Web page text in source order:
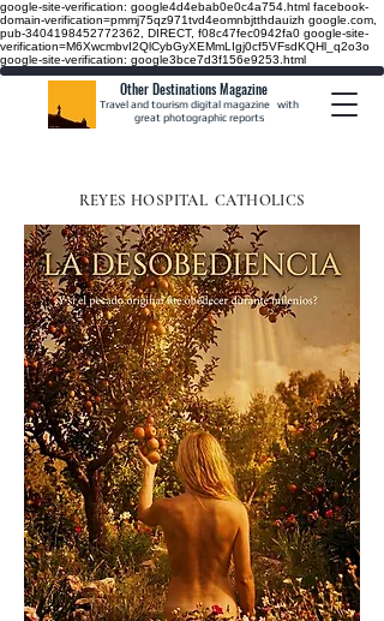
google-site-verification: google4d4ebab0e0c4a754.html facebook-
domain-verification=pmmj75qz971tvd4eomnbjtthdauizh google.com,
pub-3404198452772362, DIRECT, f08c47fec0942fa0 google-site-
verification=M6XwcmbvI2QlCybGyXEMmLIgj0cf5VFsdKQHl_q2o3o
google-site-verification: google3bce7d3f156e9253.html
Other Destinations Magazine
Travel and tourism digital magazine with
great photographic reports
REYES HOSPITAL CATHOLICS